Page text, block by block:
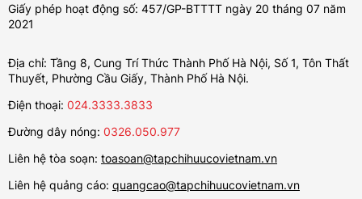
Giấy phép hoạt động số: 457/GP-BTTTT ngày 20 tháng 07 năm
2021
Địa chỉ: Tầng 8, Cung Trí Thức Thành Phố Hà Nội, Số 1, Tôn Thất
Thuyết, Phường Cầu Giấy, Thành Phố Hà Nội.
Điện thoại: 024.3333.3833
Đường dây nóng: 0326.050.977
Liên hệ tòa soạn: toasoan@tapchihuucovietnam.vn
Liên hệ quảng cáo: quangcao@tapchihuucovietnam.vn